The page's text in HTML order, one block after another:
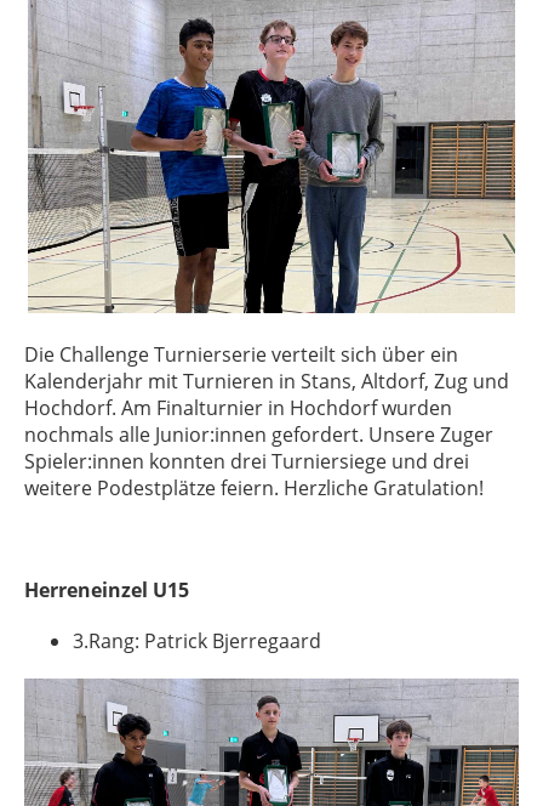
Die Challenge Turnierserie verteilt sich über ein
Kalenderjahr mit Turnieren in Stans, Altdorf, Zug und
Hochdorf. Am Finalturnier in Hochdorf wurden
nochmals alle Junior:innen gefordert. Unsere Zuger
Spieler:innen konnten drei Turniersiege und drei
weitere Podestplätze feiern. Herzliche Gratulation!
Herreneinzel U15
3.Rang: Patrick Bjerregaard